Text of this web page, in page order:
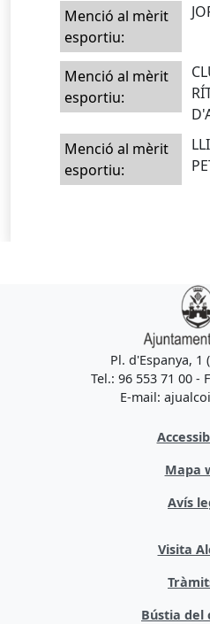
Menció al mèrit
esportiu:
Menció al mèrit
esportiu:
Menció al mèrit
esportiu:
Pl. d'Espanya, 1
Tel.: 96 553 71 00 -
E-mail:
Mapa
Avís
Visita
Bústia del